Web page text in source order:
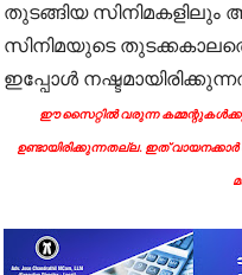
തുടങ്ങിയ സിനിമകളിലും
സിനിമയുടെ
ഇപ്പോൾ
ഈ സൈറ്റിൽ വരുന്ന കമ്മന്റുകൾക്കു
ഉണ്ടായിരിക്കുന്നതല്ല. ഇത്